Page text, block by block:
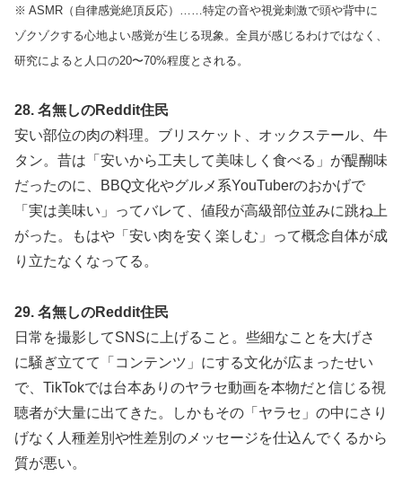
※ ASMR（自律感覚絶頂反応）……特定の音や視覚刺激で頭や背中に
ゾクゾクする心地よい感覚が生じる現象。全員が感じるわけではなく、
研究によると人口の20〜70%程度とされる。
28. 名無しのReddit住民
安い部位の肉の料理。ブリスケット、オックステール、牛
タン。昔は「安いから工夫して美味しく食べる」が醍醐味
だったのに、BBQ文化やグルメ系YouTuberのおかげで
「実は美味い」ってバレて、値段が高級部位並みに跳ね上
がった。もはや「安い肉を安く楽しむ」って概念自体が成
り立たなくなってる。
29. 名無しのReddit住民
日常を撮影してSNSに上げること。些細なことを大げさ
に騒ぎ立てて「コンテンツ」にする文化が広まったせい
で、TikTokでは台本ありのヤラセ動画を本物だと信じる視
聴者が大量に出てきた。しかもその「ヤラセ」の中にさり
げなく人種差別や性差別のメッセージを仕込んでくるから
質が悪い。